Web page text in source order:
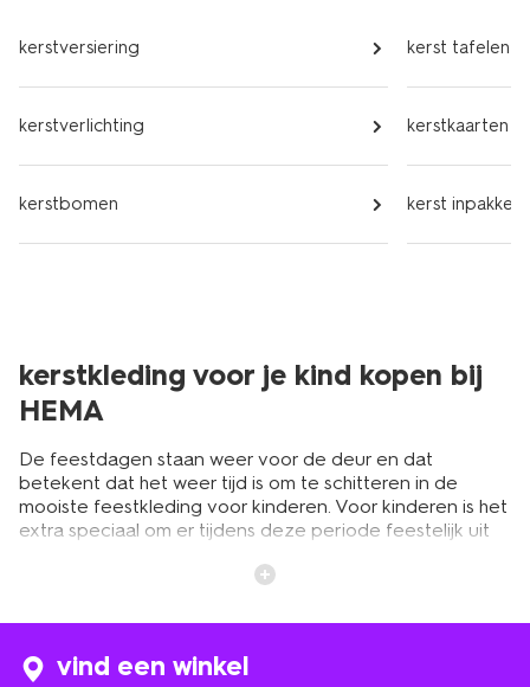
kerstversiering
kerstverlichting
kerstbomen
kerst tafelen
kerstkaarten
kerst inpakken
kerstkleding voor je kind kopen bij
HEMA
De feestdagen staan weer voor de deur en dat
betekent dat het weer tijd is om te schitteren in de
mooiste feestkleding voor kinderen. Voor kinderen is het
extra speciaal om er tijdens deze periode feestelijk uit
voor cadeautjes en lekker eten met zich mee. Kinderen
vriendjes en vriendinnetjes. Bij HEMA hebben we een
kindje zal stralen. Of je nu op zoek bent naar een
vind een winkel